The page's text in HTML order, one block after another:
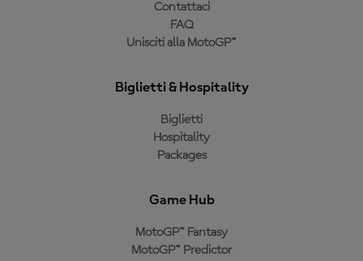
Contattaci
FAQ
Unisciti alla MotoGP™
Biglietti & Hospitality
Biglietti
Hospitality
Packages
Game Hub
MotoGP™ Fantasy
MotoGP™ Predictor